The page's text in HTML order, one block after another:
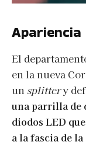
El
en la nueva
un splittery
una parrilla de
diodos LED
a la fascia de